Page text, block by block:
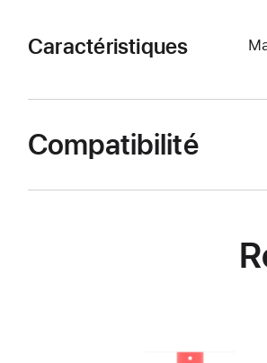
Caractéristiques
Compatibilité